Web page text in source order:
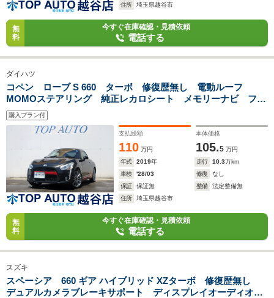
住所
埼玉県越谷市
無
料
今すぐ在庫確認・見積依頼
電話する
ダイハツ
コペン ローブ S 660 ターボ 修復歴無し 電動ルーフ
MOMOステアリング 純正レカロシート メモリーナビ フル
セグ Bluetooth バックカメラ ETC 左右シートヒータ
ー LEDヘッドライト 横滑り防止 プッシュスタート
購入プラン付
支払総額
110 万円
本体価格
105.5 万円
年式
2019年 走行 10.3万km
車検
'28/03 修復
なし
保証
保証無 整備
法定整備無
住所
埼玉県越谷市
無
料
今すぐ在庫確認・見積依頼
電話する
スズキ
スペーシア 660 ギア ハイブリッド XZターボ 修復歴無し
デュアルカメラブレーキサポート ディスプレイオーディオ